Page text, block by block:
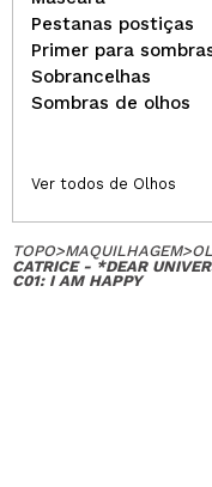
Pestanas postiças
Primer para
Sobrancelhas
Sombras de olhos
Ver todos de Olhos
TOPO>MAQUILHAGEM>
CATRICE - *DEAR
C01: I AM HAPPY